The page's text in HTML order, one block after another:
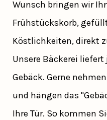
Wunsch bringen wir
Frühstückskorb,
Köstlichkeiten, direkt
Unsere Bäckerei liefert
Gebäck. Gerne
und hängen das
Ihre Tür. So kommen